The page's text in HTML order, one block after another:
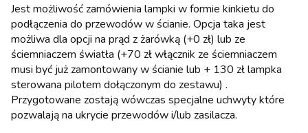
Jest możliwość zamówienia lampki w formie kinkietu do
podłączenia do przewodów w ścianie. Opcja taka jest
możliwa dla opcji na prąd z żarówką (+0 zł) lub ze
ściemniaczem światła (+70 zł włącznik ze ściemniaczem
musi być już zamontowany w ścianie lub + 130 zł lampka
sterowana pilotem dołączonym do zestawu) .
Przygotowane zostają wówczas specjalne uchwyty które
pozwalają na ukrycie przewodów i/lub zasilacza.